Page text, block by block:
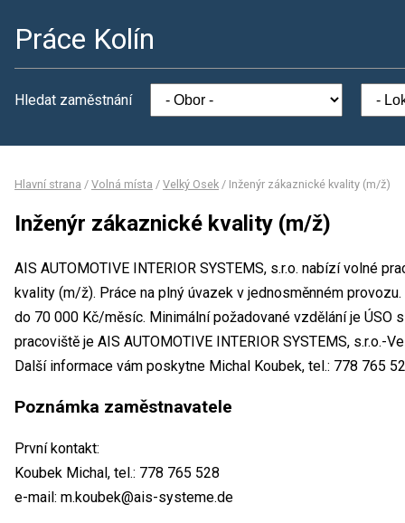
Práce Kolín
Hledat zaměstnání
Hlavní strana / Volná místa / Velký Osek / Inženýr zákaznické kvality (m/ž)
Inženýr zákaznické kvality (m/ž)
AIS AUTOMOTIVE INTERIOR SYSTEMS, s.r.o. nabízí volné
kvality (m/ž). Práce na plný úvazek v jednosměnném
do 70 000 Kč/měsíc. Minimální požadované vzdělání je ÚSO
pracoviště je AIS AUTOMOTIVE INTERIOR SYSTEMS, s.r.o.-
Další informace vám poskytne Michal Koubek, tel.: 778 765
Poznámka zaměstnavatele
První kontakt:
Koubek Michal, tel.: 778 765 528
e-mail: m.koubek@ais-systeme.de